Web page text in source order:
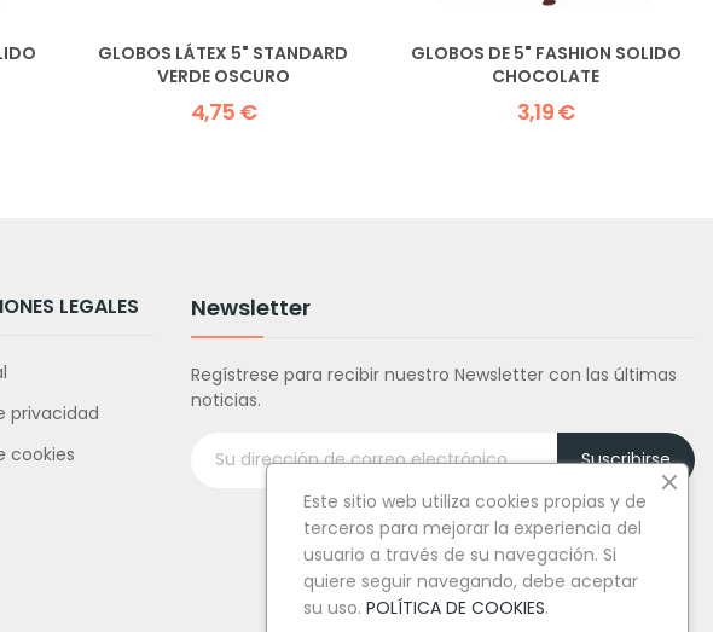
GLOBOS LÁTEX 5" STANDARD
VERDE OSCURO
4,75 €
GLOBOS DE 5" FASHION SOLIDO
CHOCOLATE
3,19 €
LEGALES
privacidad
cookies
Newsletter
Regístrese para recibir nuestro Newsletter con las últimas
noticias.
Suscribirse
Este sitio web utiliza cookies propias y de
terceros para mejorar la experiencia del
usuario a través de su navegación. Si
quiere seguir navegando, debe aceptar
su uso. POLÍTICA DE COOKIES.